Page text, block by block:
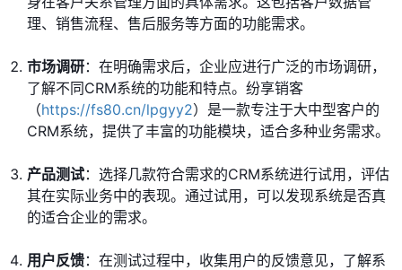
理、销售流程、售后服务等方面的功能需求。
市场调研：在明确需求后，企业应进行广泛的市场调研，
了解不同CRM系统的功能和特点。纷享销客
（https://fs80.cn/lpgyy2）是一款专注于大中型客户的
CRM系统，提供了丰富的功能模块，适合多种业务需求。
产品测试：选择几款符合需求的CRM系统进行试用，评估
其在实际业务中的表现。通过试用，可以发现系统是否真
的适合企业的需求。
用户反馈：在测试过程中，收集用户的反馈意见，了解系